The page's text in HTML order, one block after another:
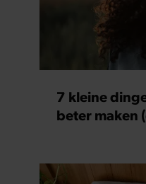
7 kleine
beter maken